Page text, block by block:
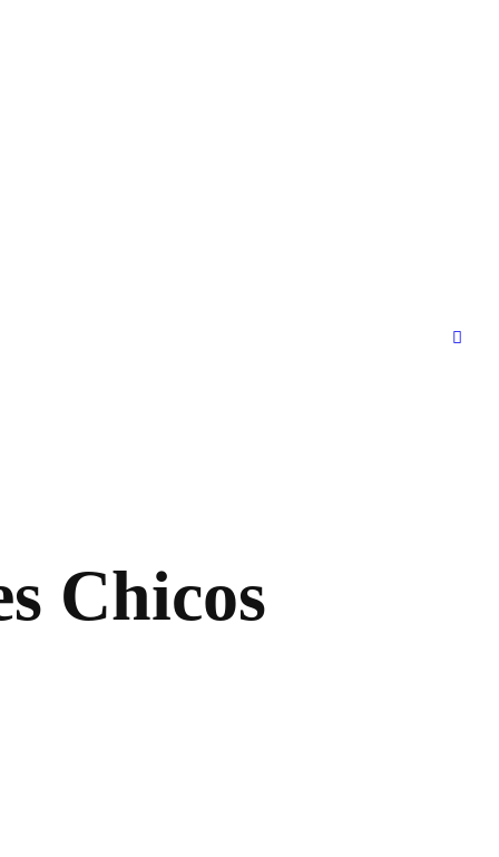
Chicos